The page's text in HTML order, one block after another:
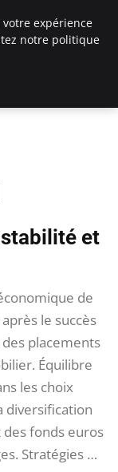
et
de
le succès
placements
Équilibre
les choix
diversification
fonds euros
Stratégies …
expérience
notre politique